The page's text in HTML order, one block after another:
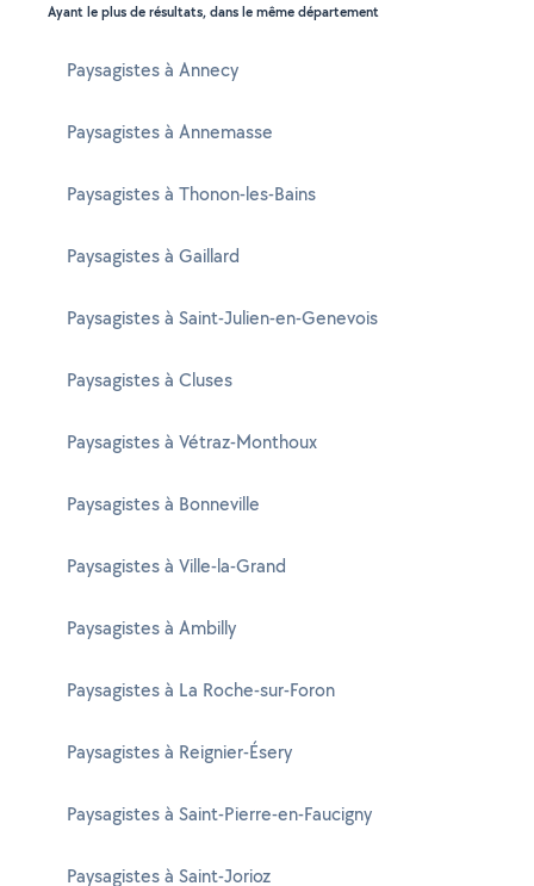
Ayant le plus de résultats, dans le même département
Paysagistes à Annecy
Paysagistes à Annemasse
Paysagistes à Thonon-les-Bains
Paysagistes à Gaillard
Paysagistes à Saint-Julien-en-Genevois
Paysagistes à Cluses
Paysagistes à Vétraz-Monthoux
Paysagistes à Bonneville
Paysagistes à Ville-la-Grand
Paysagistes à Ambilly
Paysagistes à La Roche-sur-Foron
Paysagistes à Reignier-Ésery
Paysagistes à Saint-Pierre-en-Faucigny
Paysagistes à Saint-Jorioz